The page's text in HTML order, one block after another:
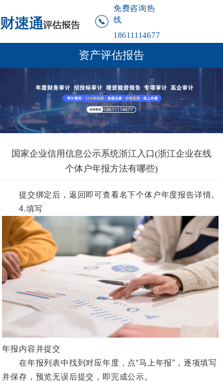
免费咨询热
线
18611114677
资产评估报告
国家企业信用信息公示系统浙江入口(浙江企业在线
个体户年报方法有哪些)
提交绑定后，返回即可查看名下个体户年度报告详情。
4.填写
年报内容并提交
在年报列表中找到对应年度，点“马上年报”，逐项填写
并保存，预览无误后提交，即完成公示。